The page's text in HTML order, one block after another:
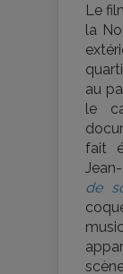
Le
la
au
le
fait
de